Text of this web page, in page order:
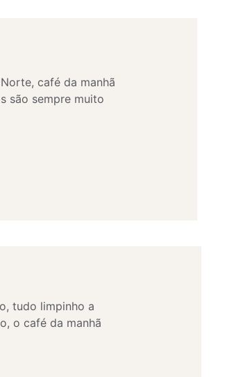
café da manhã
são sempre muito
tudo limpinho a
o café da manhã